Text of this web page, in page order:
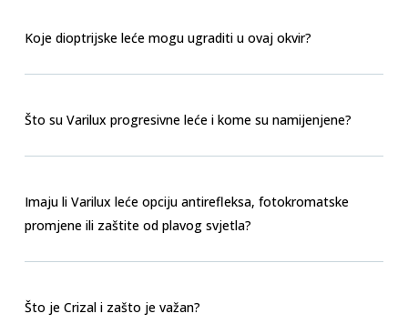
Koje dioptrijske leće mogu ugraditi u ovaj okvir?
Što su Varilux progresivne leće i kome su namijenjene?
Imaju li Varilux leće opciju antirefleksa, fotokromatske
promjene ili zaštite od plavog svjetla?
Što je Crizal i zašto je važan?